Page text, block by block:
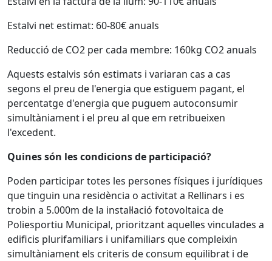
Estalvi net estimat: 60-80€ anuals
Reducció de CO2 per cada membre: 160kg CO2 anuals
Aquests estalvis són estimats i variaran cas a cas
segons el preu de l'energia que estiguem pagant, el
percentatge d'energia que puguem autoconsumir
simultàniament i el preu al que em retribueixen
l'excedent.
Quines són les condicions de participació?
Poden participar totes les persones físiques i jurídiques
que tinguin una residència o activitat a Rellinars i es
trobin a 5.000m de la instal·lació fotovoltaica de
Poliesportiu Municipal, prioritzant aquelles vinculades a
edificis plurifamiliars i unifamiliars que compleixin
simultàniament els criteris de consum equilibrat i de